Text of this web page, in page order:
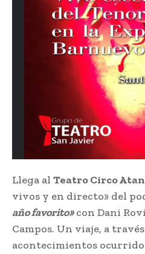
Llega al Teatro Circo
vivos y en directo» del
año favorito»con Dani
Campos. Un viaje, a
acontecimientos